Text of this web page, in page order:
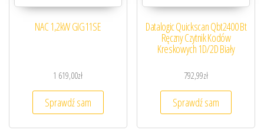
NAC 1,2kW GIG11SE
1 619,00zł
Sprawdź sam
Datalogic Quickscan Qbt2400 Bt
Ręczny Czytnik Kodów
Kreskowych 1D/2D Biały
792,99zł
Sprawdź sam